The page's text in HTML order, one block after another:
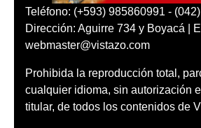
Teléfono: (+593) 985860991 - (042)
Dirección: Aguirre 734 y Boyacá |
webmaster@vistazo.com
Prohibida la reproducción total,
cualquier idioma, sin autorización
titular, de todos los contenidos de